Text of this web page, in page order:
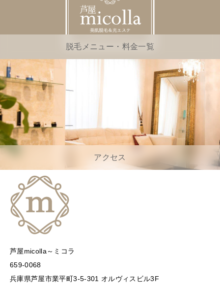
脱毛メニュー・料金一覧
アクセス
芦屋micolla～ミコラ
659-0068
兵庫県芦屋市業平町3-5-301 オルヴィスビル3F